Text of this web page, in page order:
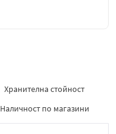
Хранителна стойност
Наличност по магазини